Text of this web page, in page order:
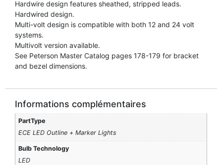
Hardwire design features sheathed, stripped leads.
Hardwired design.
Multi-volt design is compatible with both 12 and 24 volt
systems.
Multivolt version available.
See Peterson Master Catalog pages 178-179 for bracket
and bezel dimensions.
Informations complémentaires
PartType
ECE LED Outline + Marker Lights
Bulb Technology
LED